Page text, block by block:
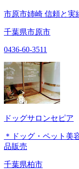
市原市姉崎 信頼と実
千葉県市原市
0436-60-3511
ドッグサロンセピア
＊ドッグ・ペット
品販売
千葉県柏市